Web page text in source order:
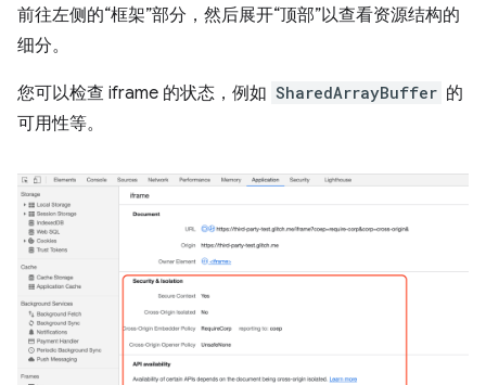
前往左侧的“框架”部分，然后展开“顶部”以查看资源结构的
细分。
您可以检查 iframe 的状态，例如 SharedArrayBuffer 的
可用性等。